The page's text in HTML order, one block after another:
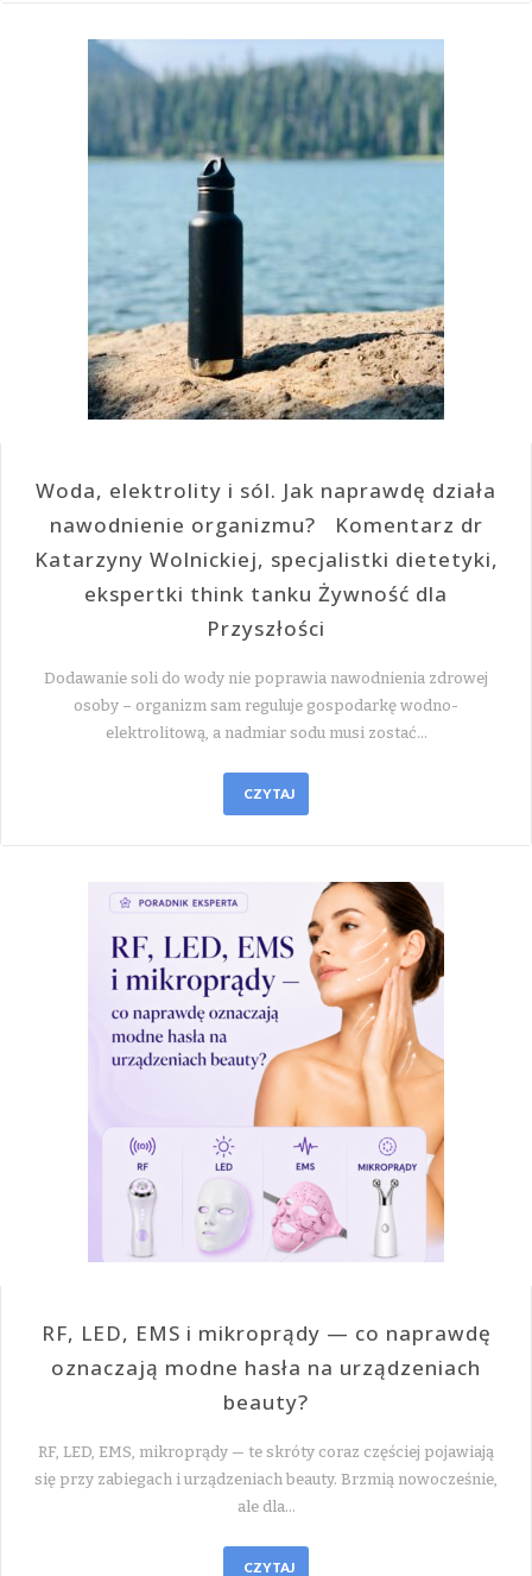
Woda, elektrolity i sól. Jak naprawdę działa
nawodnienie organizmu? Komentarz dr
Katarzyny Wolnickiej, specjalistki dietetyki,
ekspertki think tanku Żywność dla
Przyszłości
Dodawanie soli do wody nie poprawia nawodnienia zdrowej
osoby – organizm sam reguluje gospodarkę wodno-
elektrolitową, a nadmiar sodu musi zostać…
CZYTAJ
RF, LED, EMS i mikroprądy — co naprawdę
oznaczają modne hasła na urządzeniach
beauty?
RF, LED, EMS, mikroprądy — te skróty coraz częściej pojawiają
się przy zabiegach i urządzeniach beauty. Brzmią nowocześnie,
ale dla…
CZYTAJ